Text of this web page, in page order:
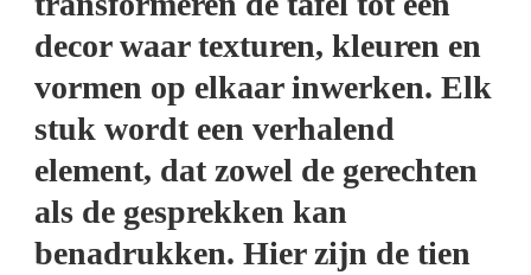
decor waar texturen, kleuren en
vormen op elkaar inwerken. Elk
stuk wordt een verhalend
element, dat zowel de gerechten
als de gesprekken kan
benadrukken. Hier zijn de tien